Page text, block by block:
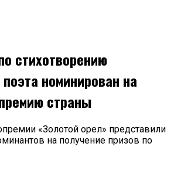
стихотворению
номинирован на
страны
«Золотой орел» представили
на получение призов по